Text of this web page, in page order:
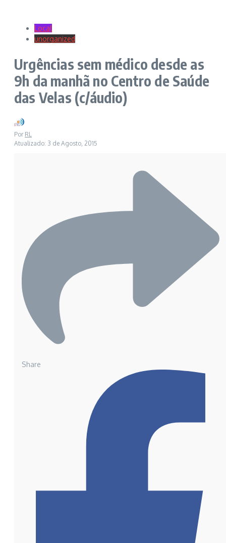
Local
unorganized
Urgências sem médico desde as
9h da manhã no Centro de Saúde
das Velas (c/áudio)
Por RL
Atualizado: 3 de Agosto, 2015
Share